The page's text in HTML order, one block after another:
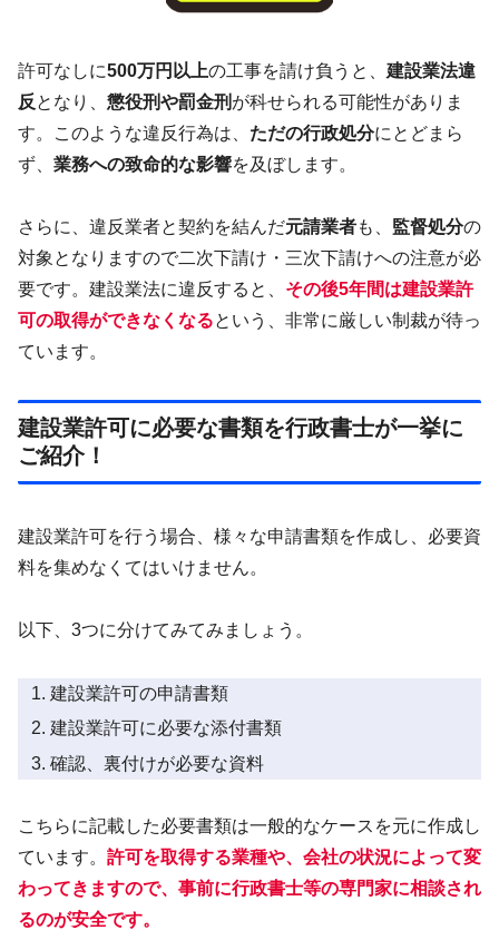
許可なしに500万円以上の工事を請け負うと、 建設業法違
反 となり、 懲役刑や罰金刑 が科せられる可能性がありま
す。このような違反行為は、 ただの行政処分にとどまら
ず、 業務への致命的な影響を及ぼします。
さらに、違反業者と契約を結んだ元請業者も、 監督処分の
対象となりますので二次下請け・三次下請けへの注意が必
要です。建設業法に違反すると、 その後5年間は建設業許
可の取得ができなくなるという、非常に厳しい制裁が待っ
ています。
建設業許可に必要な書類を行政書士が一挙に
ご紹介！
建設業許可を行う場合、様々な申請書類を作成し、必要資
料を集めなくてはいけません。
以下、3つに分けてみてみましょう。
建設業許可の申請書類
建設業許可に必要な添付書類
確認、裏付けが必要な資料
こちらに記載した必要書類は一般的なケースを元に作成し
ています。 許可を取得する業種や、会社の状況によって変
わってきますので、事前に行政書士等の専門家に相談され
るのが安全です。